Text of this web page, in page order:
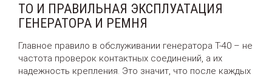
ТО И ПРАВИЛЬНАЯ ЭКСПЛУАТАЦИЯ
ГЕНЕРАТОРА И РЕМНЯ
Главное правило в обслуживании генератора Т-40 – не
частота проверок контактных соединений, а их
надежность крепления. Это значит, что после каждых